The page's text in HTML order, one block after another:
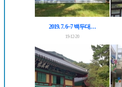
2019. 7. 6~7 백두대…
19-12-20